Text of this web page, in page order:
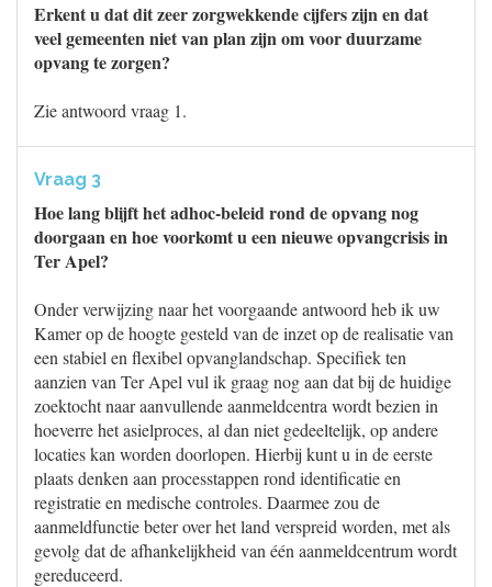
Erkent u dat dit zeer zorgwekkende cijfers zijn en dat
veel gemeenten niet van plan zijn om voor duurzame
opvang te zorgen?
Zie antwoord vraag 1.
Vraag 3
Hoe lang blijft het adhoc-beleid rond de opvang nog
doorgaan en hoe voorkomt u een nieuwe opvangcrisis in
Ter Apel?
Onder verwijzing naar het voorgaande antwoord heb ik uw
Kamer op de hoogte gesteld van de inzet op de realisatie van
een stabiel en flexibel opvanglandschap. Specifiek ten
aanzien van Ter Apel vul ik graag nog aan dat bij de huidige
zoektocht naar aanvullende aanmeldcentra wordt bezien in
hoeverre het asielproces, al dan niet gedeeltelijk, op andere
locaties kan worden doorlopen. Hierbij kunt u in de eerste
plaats denken aan processtappen rond identificatie en
registratie en medische controles. Daarmee zou de
aanmeldfunctie beter over het land verspreid worden, met als
gevolg dat de afhankelijkheid van één aanmeldcentrum wordt
gereduceerd.